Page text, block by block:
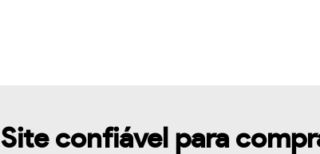
Site confiável para